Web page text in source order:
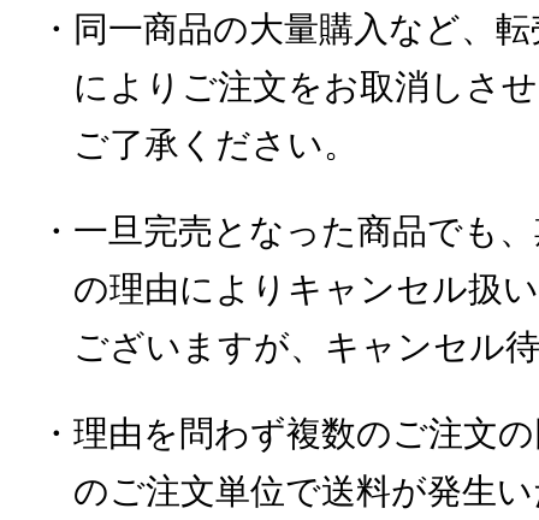
・同一商品の大量購入など、
によりご注文をお取消しさ
ご了承ください。
・一旦完売となった商品でも
の理由によりキャンセル扱
ございますが、キャンセル
・理由を問わず複数のご注文
のご注文単位で送料が発生